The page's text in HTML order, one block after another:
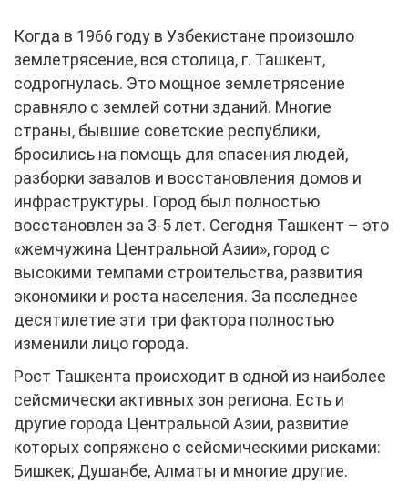
Когда в 1966 году в Узбекистане произошло
землетрясение, вся столица, г. Ташкент,
содрогнулась. Это мощное землетрясение
сравняло с землей сотни зданий. Многие
страны, бывшие советские республики,
бросились на помощь для спасения людей,
разборки завалов и восстановления домов и
инфраструктуры. Город был полностью
восстановлен за 3-5 лет. Сегодня Ташкент – это
«жемчужина Центральной Азии», город с
высокими темпами строительства, развития
экономики и роста населения. За последнее
десятилетие эти три фактора полностью
изменили лицо города.
Рост Ташкента происходит в одной из наиболее
сейсмически активных зон региона. Есть и
другие города Центральной Азии, развитие
которых сопряжено с сейсмическими рисками:
Бишкек, Душанбе, Алматы и многие другие.